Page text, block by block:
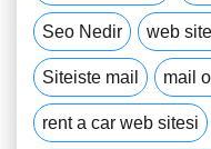
Seo Nedir web
Siteiste mail mail
rent a car web sitesi